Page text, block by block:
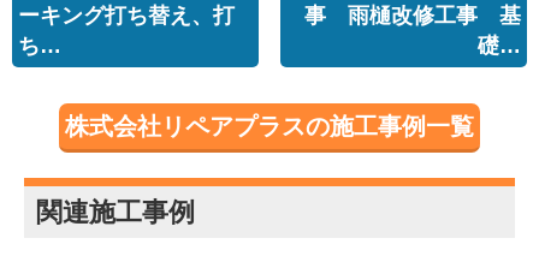
ーキング打ち替え、打
ち…
事 雨樋改修工事 基
礎…
株式会社リペアプラスの施工事例一覧
関連施工事例